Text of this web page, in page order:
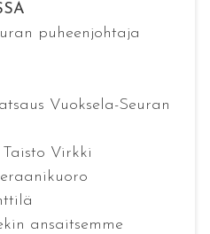
puheenjohtaja
Vuoksela-Seuran
Virkki
ansaitsemme